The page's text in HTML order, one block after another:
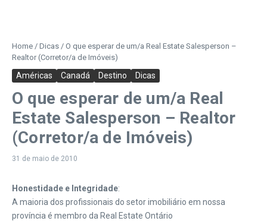
Home / Dicas / O que esperar de um/a Real Estate Salesperson –
Realtor (Corretor/a de Imóveis)
Américas Canadá Destino Dicas
O que esperar de um/a Real
Estate Salesperson – Realtor
(Corretor/a de Imóveis)
31 de maio de 2010
Honestidade e Integridade:
A maioria dos profissionais do setor imobiliário em nossa
província é membro da Real Estate Ontário